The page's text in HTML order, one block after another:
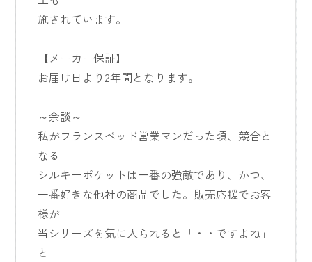
施されています。
【メーカー保証】
お届け日より2年間となります。
～余談～
私がフランスベッド営業マンだった頃、競合と
なる
シルキーポケットは一番の強敵であり、かつ、
一番好きな他社の商品でした。販売応援でお客
様が
当シリーズを気に入られると「・・ですよね」
と